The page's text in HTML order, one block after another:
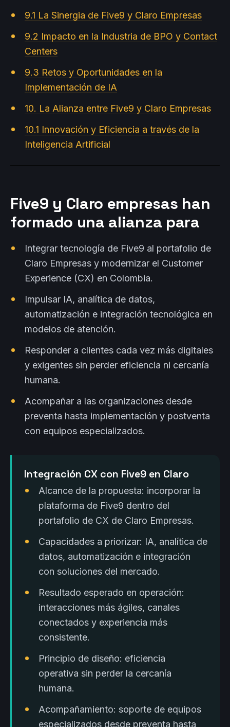
9.1 La Sinergia de Five9 y Claro Empresas
9.2 Impacto en la Industria de BPO y Contact
Centers
9.3 Retos y Oportunidades en la
Implementación de IA
10. La Alianza entre Five9 y Claro Empresas
10.1 Innovación y Eficiencia a través de la
Inteligencia Artificial
Five9 y Claro empresas han
formado una alianza para
Integrar tecnología de Five9 al portafolio de
Claro Empresas y modernizar el Customer
Experience (CX) en Colombia.
Impulsar IA, analítica de datos,
automatización e integración tecnológica en
modelos de atención.
Responder a clientes cada vez más digitales
y exigentes sin perder eficiencia ni cercanía
humana.
Acompañar a las organizaciones desde
preventa hasta implementación y postventa
con equipos especializados.
Integración CX con Five9 en Claro
Alcance de la propuesta: incorporar la
plataforma de Five9 dentro del
portafolio de CX de Claro Empresas.
Capacidades a priorizar: IA, analítica de
datos, automatización e integración
con soluciones del mercado.
Resultado esperado en operación:
interacciones más ágiles, canales
conectados y experiencia más
consistente.
Principio de diseño: eficiencia
operativa sin perder la cercanía
humana.
Acompañamiento: soporte de equipos
especializados desde preventa hasta